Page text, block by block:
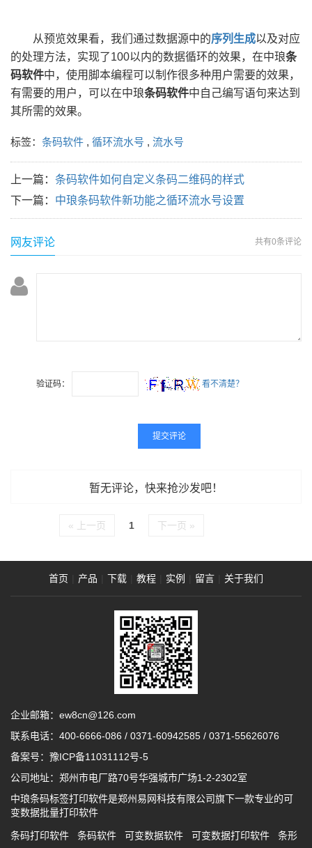
从预览效果看，我们通过数据源中的序列生成以及对应
的处理方法，实现了100以内的数据循环的效果，在中琅条
码软件中，使用脚本编程可以制作很多种用户需要的效果，
有需要的用户，可以在中琅条码软件中自己编写语句来达到
其所需的效果。
标签： 条码软件 , 循环流水号 , 流水号
上一篇： 条码软件如何自定义条码二维码的样式
下一篇： 中琅条码软件新功能之循环流水号设置
共有0条评论
网友评论
验证码： 看不清楚？
暂无评论，快来抢沙发吧！
« 上一页 1 下一页 »
首页 产品 下载 教程 实例 留言 关于我们
企业邮箱：ew8cn@126.com
联系电话： 400-6666-086 / 0371-60942585 / 0371-55626076
备案号： 豫ICP备11031112号-5
公司地址：郑州市电厂路70号华强城市广场1-2-2302室
中琅条码标签打印软件是郑州易网科技有限公司旗下一款专业的可
变数据批量打印软件
条码打印软件 条码软件 可变数据软件 可变数据打印软件
条形